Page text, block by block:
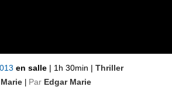
en salle | 1h 30min | Thriller
| Par Edgar Marie